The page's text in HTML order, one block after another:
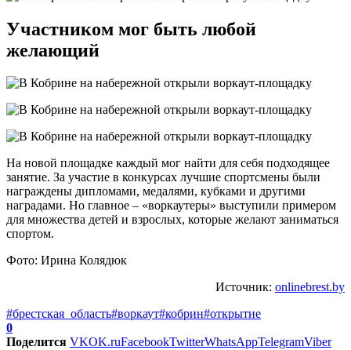
Участником мог быть любой
желающий
На новой площадке каждый мог найти для себя подходящее
занятие. За участие в конкурсах лучшие спортсмены были
награждены дипломами, медалями, кубками и другими
наградами. Но главное – «воркаутеры» выступили примером
для множества детей и взрослых, которые желают заниматься
спортом.
Фото: Ирина Колядюк
Источник: onlinebrest.by
#брестская_область#воркаут#кобрин#открытие
0
Поделится VKOK.ruFacebookTwitterWhatsAppTelegramViber